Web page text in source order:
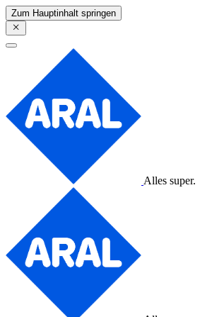
Zum Hauptinhalt springen
Alles super.